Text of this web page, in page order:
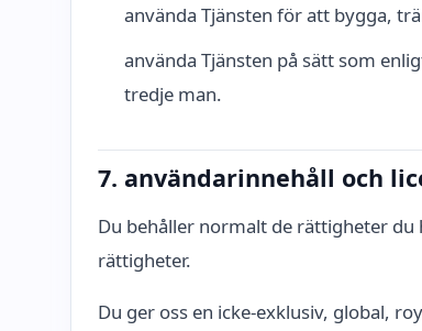
använda Tjänsten för att bygga,
använda Tjänsten på sätt som
tredje man.
7. användarinnehåll och
Du behåller normalt de rättigheter du
rättigheter.
Du ger oss en icke-exklusiv, global,